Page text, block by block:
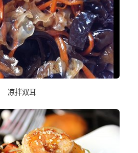
凉拌双耳